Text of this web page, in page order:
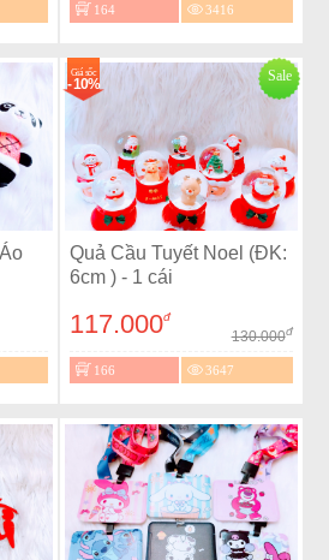
164 3416
Sale
Giá sốc
- 10%
Quả Cầu Tuyết Noel (ĐK:
6cm ) - 1 cái
117.000đ
130.000đ
166 3647